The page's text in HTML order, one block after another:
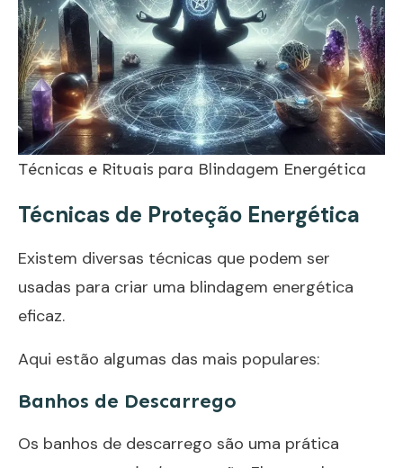
Técnicas e Rituais para Blindagem Energética
Técnicas de Proteção Energética
Existem diversas técnicas que podem ser
usadas para criar uma blindagem energética
eficaz.
Aqui estão algumas das mais populares:
Banhos de Descarrego
Os banhos de descarrego são uma prática